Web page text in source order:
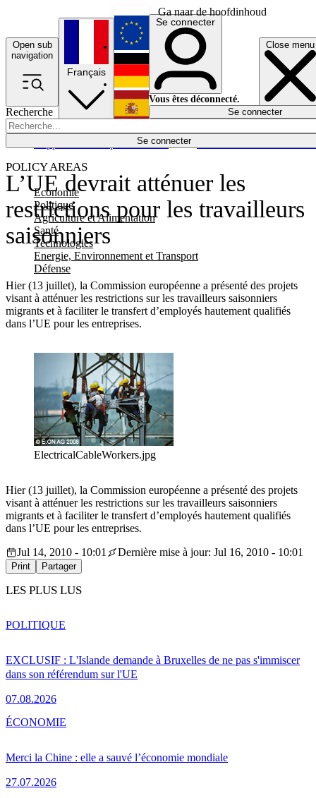
Ga naar de hoofdinhoud
Open sub
navigation
Close menu
Recherche
Se connecter
POLICY AREAS
Economie
Politique
Agriculture et Alimentation
Santé
Technologies
Energie, Environnement et Transport
Défense
Économie
Français
English
Deutsch
Español
Se connecter
Vous êtes déconnecté.
Se connecter
L’UE devrait atténuer les
restrictions pour les travailleurs
saisonniers
Hier (13 juillet), la Commission européenne a présenté des projets
visant à atténuer les restrictions sur les travailleurs saisonniers
migrants et à faciliter le transfert d’employés hautement qualifiés
dans l’UE pour les entreprises.
ElectricalCableWorkers.jpg
Hier (13 juillet), la Commission européenne a présenté des projets
visant à atténuer les restrictions sur les travailleurs saisonniers
migrants et à faciliter le transfert d’employés hautement qualifiés
dans l’UE pour les entreprises.
Jul 14, 2010 - 10:01
Dernière mise à jour: Jul 16, 2010 - 10:01
Print Partager
LES PLUS LUS
EXCLUSIF : L'Islande demande à Bruxelles de ne pas s'immiscer
dans son référendum sur l'UE
07.08.2026
POLITIQUE
Merci la Chine : elle a sauvé l’économie mondiale
27.07.2026
ÉCONOMIE